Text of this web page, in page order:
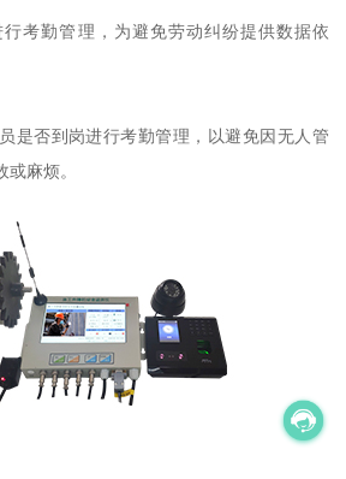
考勤管理，为避免劳动纠纷提供数据依
是否到岗进行考勤管理，以避免因无人管
麻烦。